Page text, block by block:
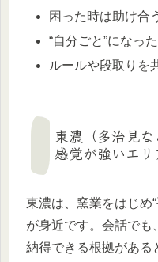
困った時は助け合
“自分ごと”になっ
ルールや段取りを
東濃（多治見
感覚が強いエリ
東濃は、窯業をはじめ
が身近です。会話でも
納得できる根拠がある